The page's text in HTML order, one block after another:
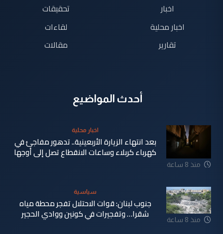
اخبار
اخبار محلية
تقارير
تحقيقات
لقاءات
مقالات
أحدث المواضيع
منذ 8 ساعة
اخبار محلية
بعد انتهاء الزيارة الأربعينية.. تدهور مفاجئ في
كهرباء كربلاء وساعات الانقطاع تصل إلى أوجها
منذ 8 ساعة
سياسية
جنوب لبنان: قوات الاحتلال تفجر محطة مياه
شقرا… وتفجيرات في كونين ووادي الحجير